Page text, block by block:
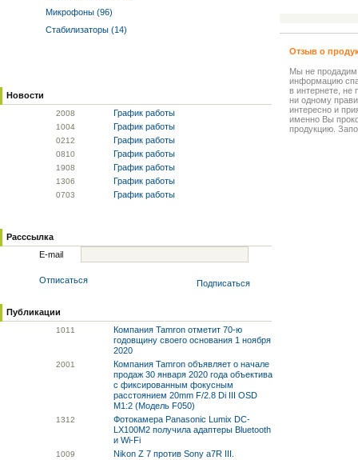
Микрофоны (96)
Стабилизаторы (14)
Новости
2008 График работы
1004 График работы
0212 График работы
0810 График работы
1908 График работы
1306 График работы
0703 График работы
Расссылка
E-mail
Отписаться Подписаться
Публикации
1011
Компания Tamron отметит 70-ю
годовщину своего основания 1 ноября
2020
2001
Компания Tamron объявляет о начале
продаж 30 января 2020 года объектива
с фиксированным фокусным
расстоянием 20mm F/2.8 Di III OSD
M1:2 (Модель F050)
1312
Фотокамера Panasonic Lumix DC-
LX100M2 получила адаптеры Bluetooth
и Wi-Fi
1009 Nikon Z 7 против Sony a7R III.
Отзыв о
Мы не
информацию
в интернете, не
ни одному
интересно и
именно Вы
продукцию.